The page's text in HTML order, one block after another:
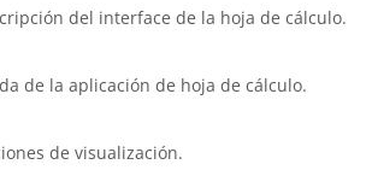
del interface de la hoja de cálculo.
de la aplicación de hoja de cálculo.
de visualización.